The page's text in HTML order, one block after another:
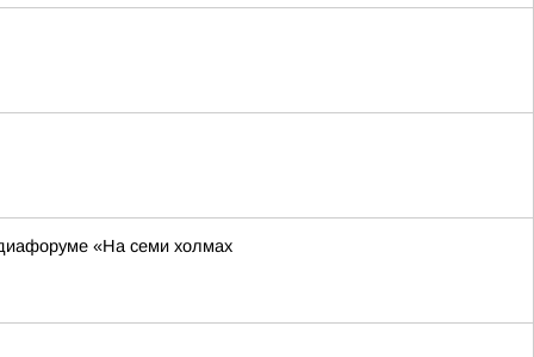
«На семи холмах